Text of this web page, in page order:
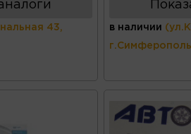
43, в наличии